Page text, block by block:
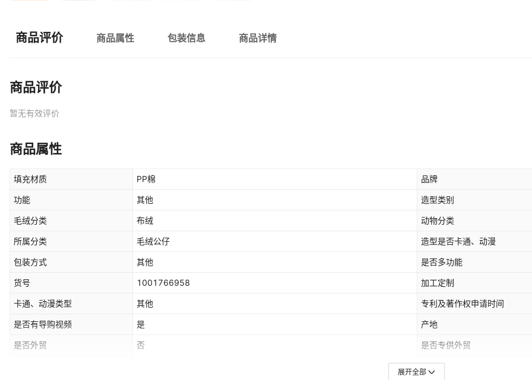
商品评价 商品属性 包装信息 商品详情
商品评价
暂无有效评价
商品属性
填充材质 PP棉 品牌
功能 其他 造型类别
毛绒分类 布绒 动物分类
所属分类 毛绒公仔 造型是否卡通、动漫
包装方式 其他 是否多功能
货号 1001766958 加工定制
卡通、动漫类型 其他 专利及著作权申请时间
是否有导购视频 是 产地
是否外贸 否 是否专供外贸
颜色
展开全部